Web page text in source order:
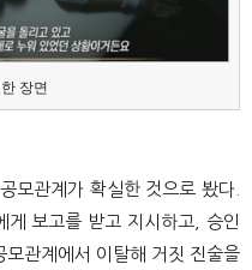
장면
모관계가 확실한 것으로 봤다.
게 보고를 받고 지시하고, 승인
관계에서 이탈해 거짓 진술을